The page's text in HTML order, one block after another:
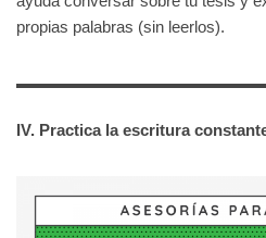
propias palabras (sin leerlos).
IV. Practica la escritura